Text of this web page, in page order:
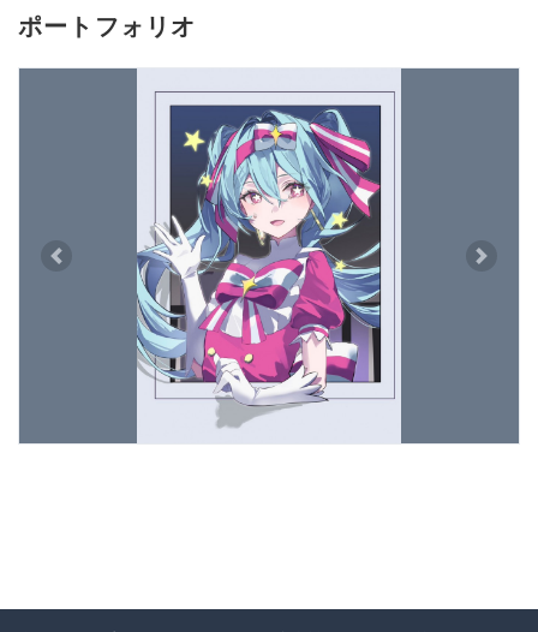
ポートフォリオ
Previous Next